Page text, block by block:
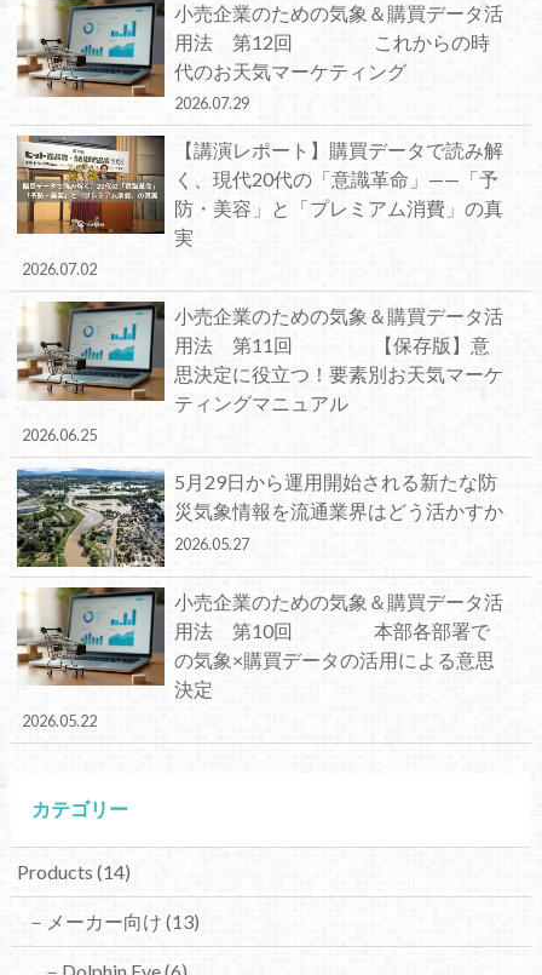
小売企業のための気象＆購買データ活
用法 第12回 これからの時
代のお天気マーケティング
2026.07.29
【講演レポート】購買データで読み解
く、現代20代の「意識革命」——「予
防・美容」と「プレミアム消費」の真
実
2026.07.02
小売企業のための気象＆購買データ活
用法 第11回 【保存版】意
思決定に役立つ！要素別お天気マーケ
ティングマニュアル
2026.06.25
5月29日から運用開始される新たな防
災気象情報を流通業界はどう活かすか
2026.05.27
小売企業のための気象＆購買データ活
用法 第10回 本部各部署で
の気象×購買データの活用による意思
決定
2026.05.22
カテゴリー
Products (14)
－メーカー向け (13)
－Dolphin Eye(6)